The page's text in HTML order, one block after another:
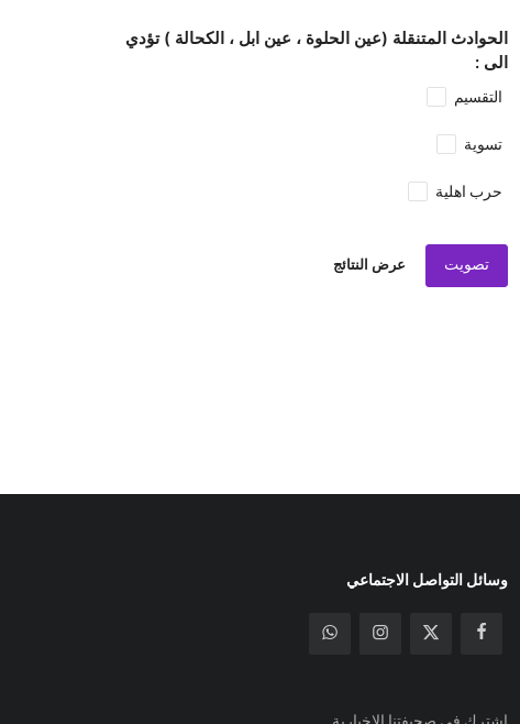
الحوادث المتنقلة (عين الحلوة ، عين ابل ، الكحالة ) تؤدي
الى :
التقسيم
تسوية
حرب اهلية
تصويت عرض النتائج
وسائل التواصل الاجتماعي